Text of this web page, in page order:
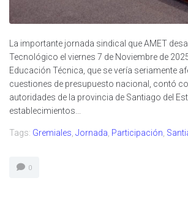
La importante jornada sindical que AMET
Tecnológico el viernes 7 de Noviembre de
Educación Técnica, que se vería seriamente
cuestiones de presupuesto nacional, contó
autoridades de la provincia de Santiago del
establecimientos...
Tags: Gremiales, Jornada, Participación,
0